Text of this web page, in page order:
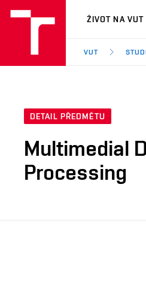
VUT
ŽIVOT NA VUT
VUT
DETAIL PŘEDMĚTU
Multimedial
Processing